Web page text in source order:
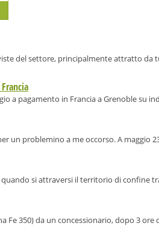
del settore, principalmente attratto da
a pagamento in Francia a Grenoble su
un problemino a me occorso. A maggio
si attraversi il territorio di confine
350) da un concessionario, dopo 3